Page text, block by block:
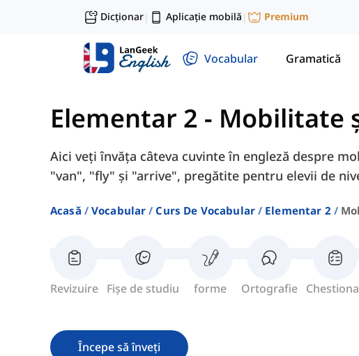
Dicționar| Aplicație mobilă | Premium
Vocabular Gramatică
Elementar 2 - Mobilitate
Aici veți învăța câteva cuvinte în engleză despre
"van", "fly" și "arrive", pregătite pentru elevii de
Acasă Vocabular Curs De Vocabular Elementar 2
Revizuire Fișe de studiu forme Ortografie
Începe să înveți